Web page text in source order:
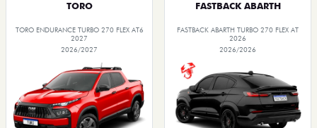
TORO
TORO ENDURANCE TURBO 270 FLEX AT6
2027
2026/2027
FASTBACK ABARTH
FASTBACK ABARTH TURBO 270 FLEX AT
2026
2026/2026